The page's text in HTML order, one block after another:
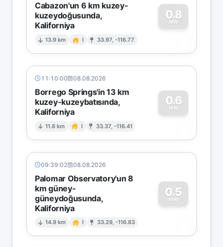
Cabazon'un 6 km kuzey-
kuzeydoğusunda,
Kaliforniya
13.9 km I 33.97, -116.77
0.8
MW
0
11:10:00 08.08.2026
Borrego Springs'in 13 km
kuzey-kuzeybatısında,
Kaliforniya
11.6 km I 33.37, -116.41
0.6
MW
0
09:39:02 08.08.2026
Palomar Observatory'un 8
km güney-
güneydoğusunda,
Kaliforniya
14.9 km I 33.29, -116.83
0.5
MW
0